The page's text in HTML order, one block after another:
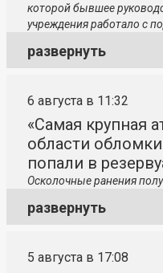
которой бывшее
учреждения работало с
развернуть
6 августа в 11:32
«Самая крупная
области
попали в
Осколочные ранения
развернуть
5 августа в 17:08